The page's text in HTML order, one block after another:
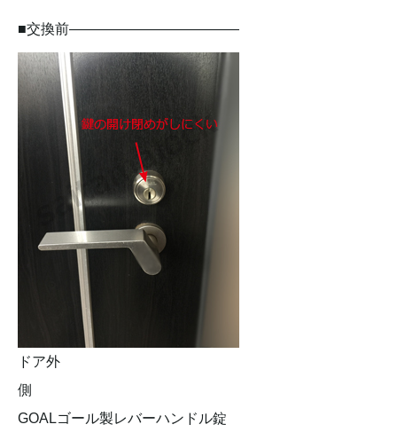
■交換前————————————
ドア外
側
GOALゴール製レバーハンドル錠